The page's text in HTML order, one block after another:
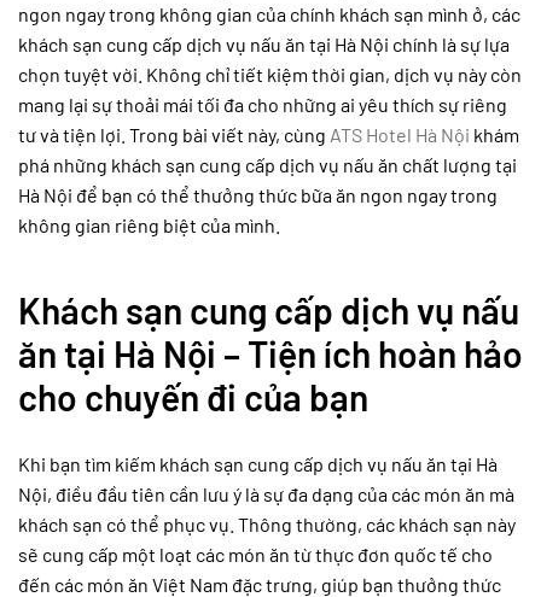
ngon ngay trong không gian của chính khách sạn mình ở, các
khách sạn cung cấp dịch vụ nấu ăn tại Hà Nội chính là sự lựa
chọn tuyệt vời. Không chỉ tiết kiệm thời gian, dịch vụ này còn
mang lại sự thoải mái tối đa cho những ai yêu thích sự riêng
tư và tiện lợi. Trong bài viết này, cùng ATS Hotel Hà Nội khám
phá những khách sạn cung cấp dịch vụ nấu ăn chất lượng tại
Hà Nội để bạn có thể thưởng thức bữa ăn ngon ngay trong
không gian riêng biệt của mình.
Khách sạn cung cấp dịch vụ nấu
ăn tại Hà Nội – Tiện ích hoàn hảo
cho chuyến đi của bạn
Khi bạn tìm kiếm khách sạn cung cấp dịch vụ nấu ăn tại Hà
Nội, điều đầu tiên cần lưu ý là sự đa dạng của các món ăn mà
khách sạn có thể phục vụ. Thông thường, các khách sạn này
sẽ cung cấp một loạt các món ăn từ thực đơn quốc tế cho
đến các món ăn Việt Nam đặc trưng, giúp bạn thưởng thức